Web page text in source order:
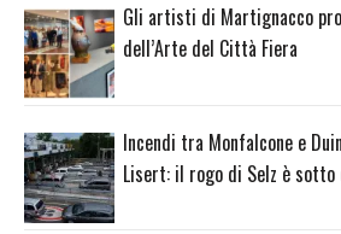
Gli artisti di Martignacco
dell’Arte del Città Fiera
Incendi tra Monfalcone e
Lisert: il rogo di Selz è